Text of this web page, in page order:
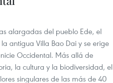
alargadas del pueblo Ede, el
antigua Villa Bao Dai y se erige
Occidental. Más allá de
la cultura y la biodiversidad, el
singulares de las más de 40